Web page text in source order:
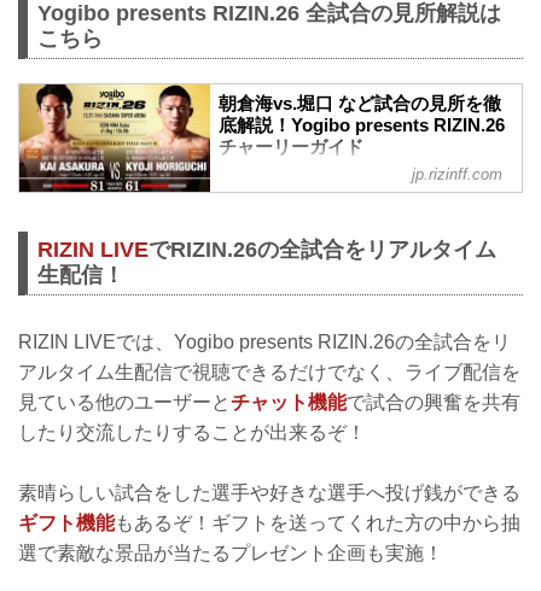
Yogibo presents RIZIN.26 全試合の見所解説は
こちら
朝倉海vs.堀口 など試合の見所を徹
底解説！Yogibo presents RIZIN.26
チャーリーガイド
12月31日（木）さいたまスーパーアリー
当のチャーリーが徹底解説する『チャー
トロングポイントを把握すれば、試合観
ェックしておこう！
SNSをフォローして最新のチャーリーガ
イドをチェック！
RIZINオフィシャルSNSをフォローすると
最新のチャーリーガイドがチェックでき
た...
jp.rizinff.com
RIZIN LIVEでRIZIN.26の全試合をリアルタイム
生配信！
RIZIN LIVEでは、Yogibo presents RIZIN.26の全試合をリ
アルタイム生配信で視聴できるだけでなく、ライブ配信を
見ている他のユーザーとチャット機能で試合の興奮を共有
したり交流したりすることが出来るぞ！
素晴らしい試合をした選手や好きな選手へ投げ銭ができる
ギフト機能もあるぞ！ギフトを送ってくれた方の中から抽
選で素敵な景品が当たるプレゼント企画も実施！